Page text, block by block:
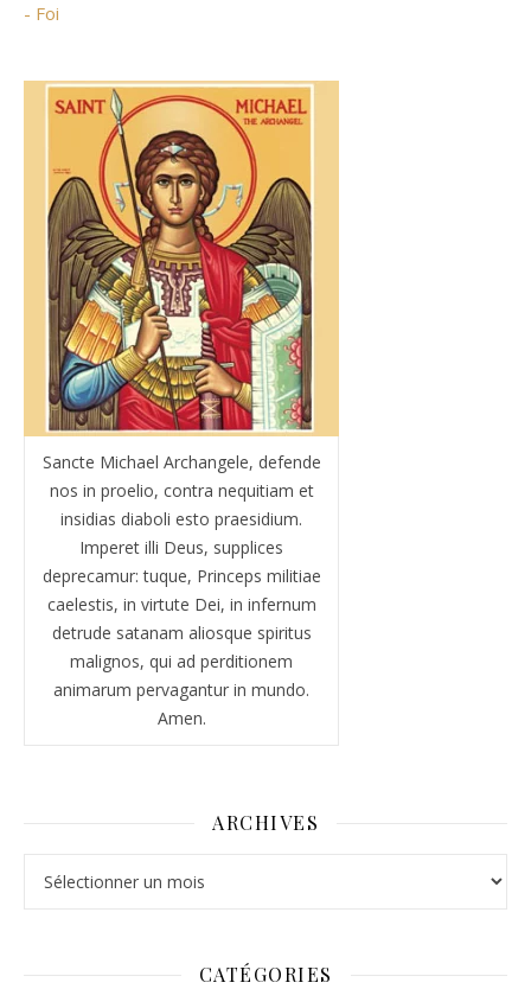
- Foi
Sancte Michael Archangele, defende
nos in proelio, contra nequitiam et
insidias diaboli esto praesidium.
Imperet illi Deus, supplices
deprecamur: tuque, Princeps militiae
caelestis, in virtute Dei, in infernum
detrude satanam aliosque spiritus
malignos, qui ad perditionem
animarum pervagantur in mundo.
Amen.
ARCHIVES
CATÉGORIES